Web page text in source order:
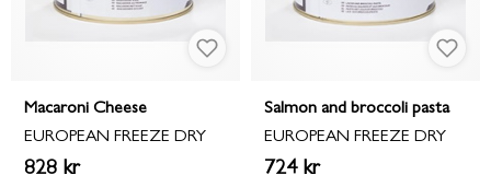
Macaroni Cheese
EUROPEAN FREEZE DRY
828 kr
Salmon and broccoli pasta
EUROPEAN FREEZE DRY
724 kr